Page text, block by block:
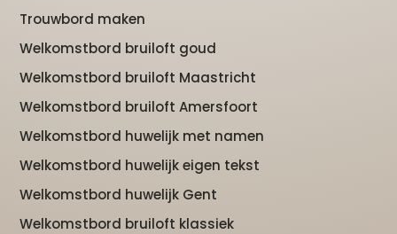
Trouwbord maken
Welkomstbord bruiloft goud
Welkomstbord bruiloft Maastricht
Welkomstbord bruiloft Amersfoort
Welkomstbord huwelijk met namen
Welkomstbord huwelijk eigen tekst
Welkomstbord huwelijk Gent
Welkomstbord bruiloft klassiek